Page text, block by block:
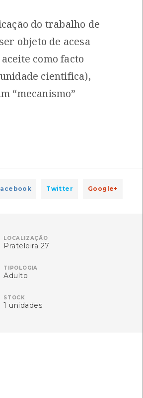
de Recursos do CMIA
do trabalho de
objeto de acesa
como facto
cientifica),
“mecanismo”
Twitter Google+
LOCALIZAÇÃO
Prateleira 27
TIPOLOGIA
Adulto
STOCK
1 unidades